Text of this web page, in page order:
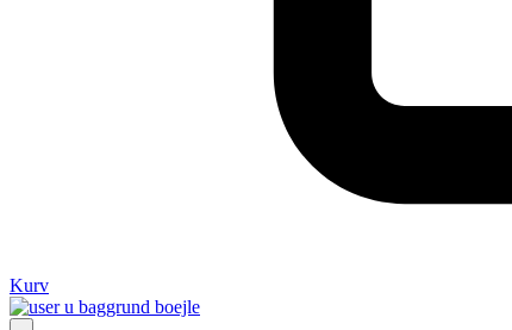
Kurv